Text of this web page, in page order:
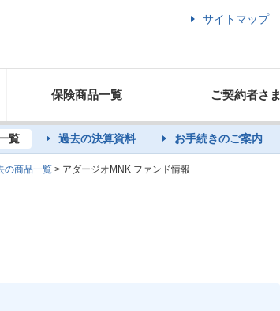
サイトマップ
保険商品一覧 ご契約者さま
覧 過去の決算資料 お手続きのご案内
の商品一覧 > アダージオMNK ファンド情報